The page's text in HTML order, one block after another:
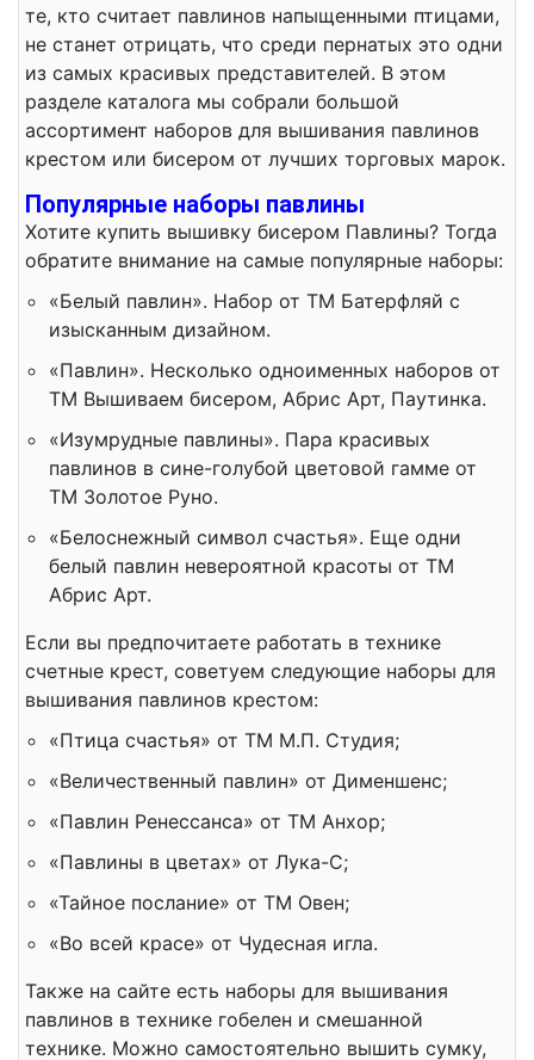
те, кто считает павлинов напыщенными птицами,
не станет отрицать, что среди пернатых это одни
из самых красивых представителей. В этом
разделе каталога мы собрали большой
ассортимент наборов для вышивания павлинов
крестом или бисером от лучших торговых марок.
Популярные наборы павлины
Хотите купить вышивку бисером Павлины? Тогда
обратите внимание на самые популярные наборы:
«Белый павлин». Набор от ТМ Батерфляй с
изысканным дизайном.
«Павлин». Несколько одноименных наборов от
ТМ Вышиваем бисером, Абрис Арт, Паутинка.
«Изумрудные павлины». Пара красивых
павлинов в сине-голубой цветовой гамме от
ТМ Золотое Руно.
«Белоснежный символ счастья». Еще одни
белый павлин невероятной красоты от ТМ
Абрис Арт.
Если вы предпочитаете работать в технике
счетные крест, советуем следующие наборы для
вышивания павлинов крестом:
«Птица счастья» от ТМ М.П. Студия;
«Величественный павлин» от Дименшенс;
«Павлин Ренессанса» от ТМ Анхор;
«Павлины в цветах» от Лука-С;
«Тайное послание» от ТМ Овен;
«Во всей красе» от Чудесная игла.
Также на сайте есть наборы для вышивания
павлинов в технике гобелен и смешанной
технике. Можно самостоятельно вышить сумку,